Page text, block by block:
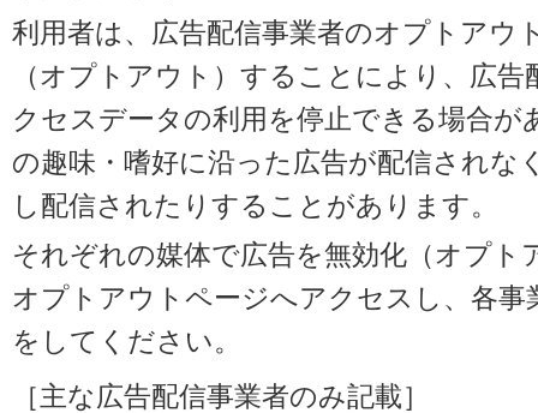
利用者は、広告配信事業者のオプトアウ
（オプトアウト）することにより、広
クセスデータの利用を停止できる場合が
の趣味・嗜好に沿った広告が配信されな
し配信されたりすることがあります。
それぞれの媒体で広告を無効化（オプト
オプトアウトページへアクセスし、各
をしてください。
［主な広告配信事業者のみ記載］